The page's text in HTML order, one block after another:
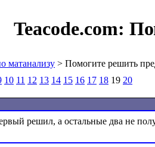
Teacode.com:
матанализу > Помогите решить
10 11 12 13 14 15 16 17 18 19 20